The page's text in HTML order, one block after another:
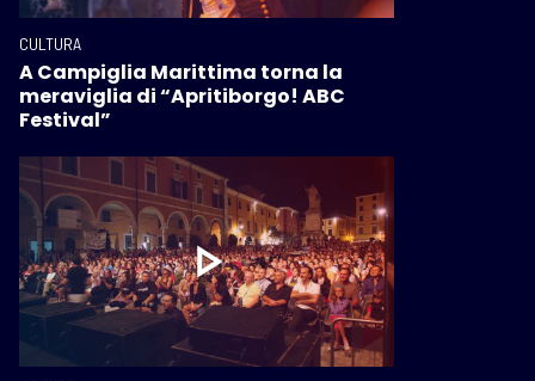
CULTURA
A Campiglia Marittima torna la
meraviglia di “Apritiborgo! ABC
Festival”